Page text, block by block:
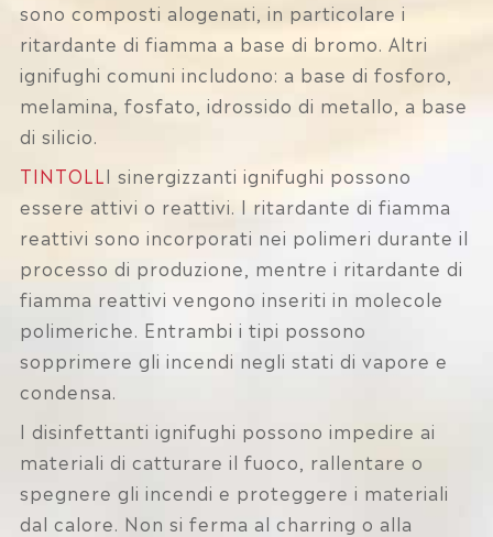
sono composti alogenati, in particolare i
ritardante di fiamma a base di bromo. Altri
ignifughi comuni includono: a base di fosforo,
melamina, fosfato, idrossido di metallo, a base
di silicio.
TINTOLL I sinergizzanti ignifughi possono
essere attivi o reattivi. I ritardante di fiamma
reattivi sono incorporati nei polimeri durante il
processo di produzione, mentre i ritardante di
fiamma reattivi vengono inseriti in molecole
polimeriche. Entrambi i tipi possono
sopprimere gli incendi negli stati di vapore e
condensa.
I disinfettanti ignifughi possono impedire ai
materiali di catturare il fuoco, rallentare o
spegnere gli incendi e proteggere i materiali
dal calore. Non si ferma al charring o alla